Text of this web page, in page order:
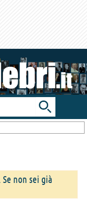
Toggle
search
bar
non sei già